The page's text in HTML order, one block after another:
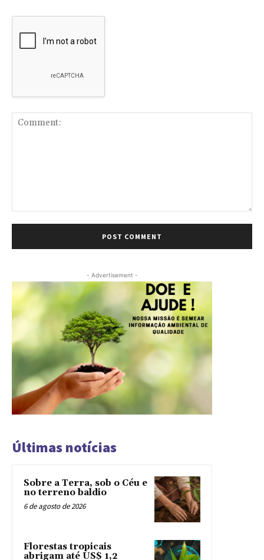
- Advertisement -
Últimas notícias
Sobre a Terra, sob o Céu e
no terreno baldio
6 de agosto de 2026
Florestas tropicais
abrigam até US$ 1,2